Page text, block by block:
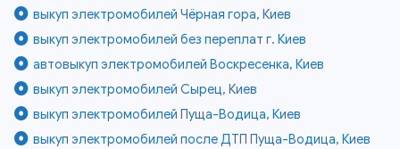
выкуп электромобилей Чёрная гора, Киев
выкуп электромобилей без переплат г. Киев
автовыкуп электромобилей Воскресенка, Киев
выкуп электромобилей Сырец, Киев
выкуп электромобилей Пуща-Водица, Киев
выкуп электромобилей после ДТП Пуща-Водица, Киев